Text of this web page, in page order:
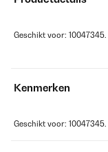
Geschikt voor: 10047345.
Kenmerken
Geschikt voor: 10047345.